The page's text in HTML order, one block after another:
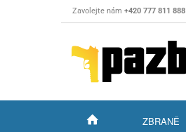
Zavolejte nám +420 777 811 888
ZBRANĚ